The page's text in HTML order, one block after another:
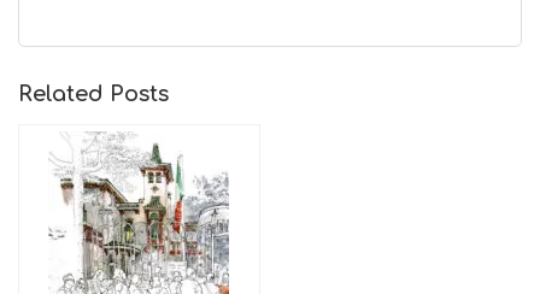
Related Posts